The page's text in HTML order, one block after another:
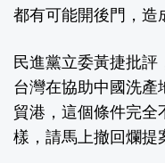
都有可能開後門，造
民進黨立委黃捷批評
台灣在協助中國洗產
貿港，這個條件完全
樣，請馬上撤回爛提